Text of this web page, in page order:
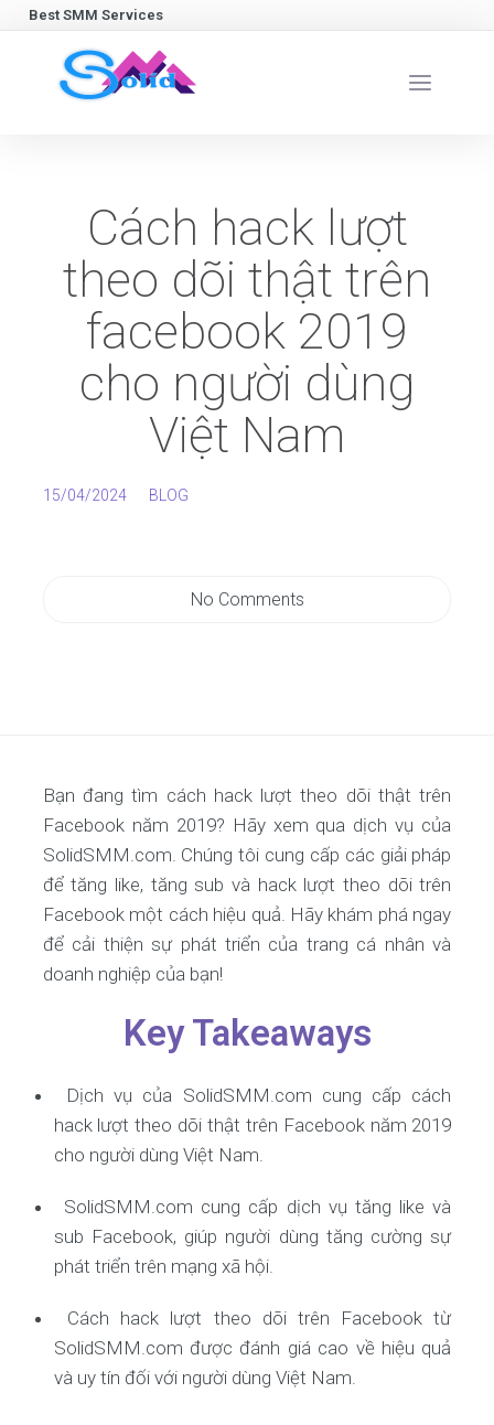
Best SMM Services
Cách hack lượt
theo dõi thật trên
facebook 2019
cho người dùng
Việt Nam
15/04/2024 BLOG
No Comments
Bạn đang tìm cách hack lượt theo dõi thật trên
Facebook năm 2019? Hãy xem qua dịch vụ của
SolidSMM.com. Chúng tôi cung cấp các giải pháp
để tăng like, tăng sub và hack lượt theo dõi trên
Facebook một cách hiệu quả. Hãy khám phá ngay
để cải thiện sự phát triển của trang cá nhân và
doanh nghiệp của bạn!
Key Takeaways
Dịch vụ của SolidSMM.com cung cấp cách
hack lượt theo dõi thật trên Facebook năm 2019
cho người dùng Việt Nam.
SolidSMM.com cung cấp dịch vụ tăng like và
sub Facebook, giúp người dùng tăng cường sự
phát triển trên mạng xã hội.
Cách hack lượt theo dõi trên Facebook từ
SolidSMM.com được đánh giá cao về hiệu quả
và uy tín đối với người dùng Việt Nam.